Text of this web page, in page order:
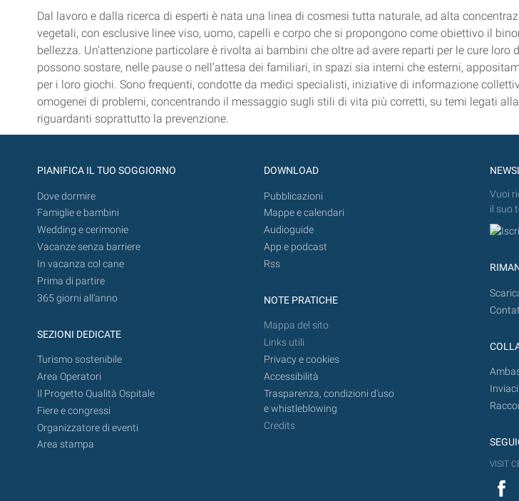
Dal lavoro e dalla ricerca di esperti è nata una linea di cosmesi tutta naturale, ad alta
vegetali, con esclusive linee viso, uomo, capelli e corpo che si propongono come obiettivo il
bellezza. Un’attenzione particolare è rivolta ai bambini che oltre ad avere reparti per le cure loro
possono sostare, nelle pause o nell’attesa dei familiari, in spazi sia interni che esterni,
per i loro giochi. Sono frequenti, condotte da medici specialisti, iniziative di informazione
omogenei di problemi, concentrando il messaggio sugli stili di vita più corretti, su temi legati
riguardanti soprattutto la prevenzione.
PIANIFICA IL TUO SOGGIORNO
Dove dormire
Famiglie e bambini
Wedding e cerimonie
Vacanze senza barriere
In vacanza col cane
Prima di partire
365 giorni all’anno
SEZIONI DEDICATE
Turismo sostenibile
Area Operatori
Il Progetto Qualità Ospitale
Fiere e congressi
Organizzatore di eventi
Area stampa
DOWNLOAD
Pubblicazioni
Mappe e calendari
Audioguide
App e podcast
Rss
NOTE PRATICHE
Mappa del sito
Links utili
Privacy e cookies
Accessibilità
Trasparenza, condizioni d'uso
e whistleblowing
Credits
Vuoi
il suo
VISIT